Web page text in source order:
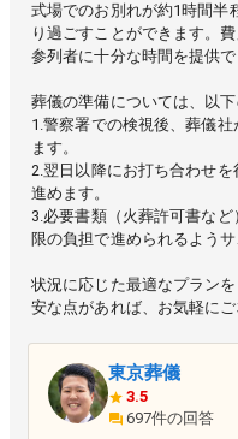
式場でのお別れが約1時間半
り過ごすことができます。
参列者に十分な時間を提供で
葬儀の準備については、以下
1.警察署での検視後、葬儀
ます。
2.翌日以降にお打ち合わせ
進めます。
3.必要書類（火葬許可書な
限の負担で進められるようサ
状況に応じた最適なプラン
安な点があれば、お気軽にご
東京葬儀
3.5
697件の回答